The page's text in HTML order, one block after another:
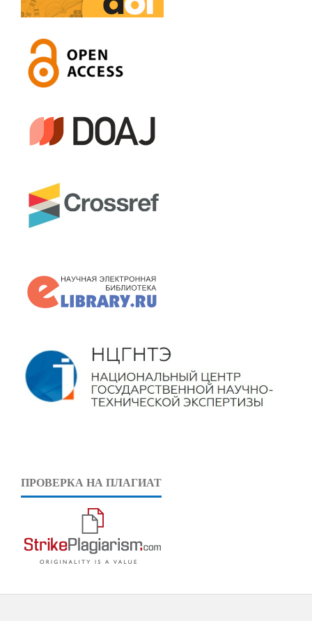
ПРОВЕРКА НА ПЛАГИАТ